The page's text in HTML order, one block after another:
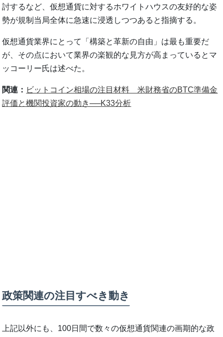
討するなど、仮想通貨に対するホワイトハウスの友好的な姿
勢が規制当局全体に急速に浸透しつつあると指摘する。
仮想通貨業界にとって「構築と革新の自由」は最も重要だ
が、その点において業界の楽観的な見方が高まっているとマ
ッコーリー氏は述べた。
関連： ビットコイン相場の注目材料 米財務省のBTC準備金
評価と機関投資家の動き──K33分析
政策関連の注目すべき動き
上記以外にも、100日間で数々の仮想通貨関連の画期的な政